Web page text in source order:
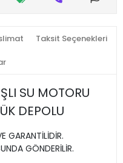
Taksit Seçenekleri
SU MOTORU
DEPOLU
GARANTİLİDİR.
GÖNDERİLİR.